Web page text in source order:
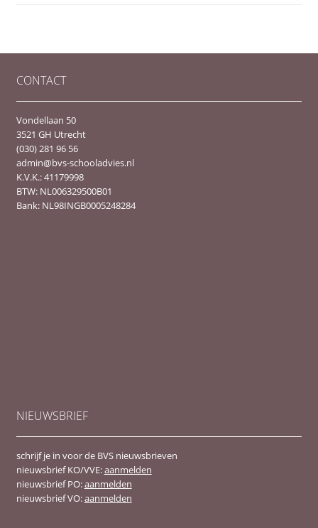
CONTACT
Vondellaan 50
3521 GH Utrecht
(030) 281 96 56
admin@bvs-schooladvies.nl
K.V.K.: 41179998
BTW: NL006329500B01
Bank: NL98INGB0005248284
NIEUWSBRIEF
schrijf je in voor de BVS nieuwsbrieven
nieuwsbrief KO/VVE:aanmelden
nieuwsbrief PO:aanmelden
nieuwsbrief VO:aanmelden